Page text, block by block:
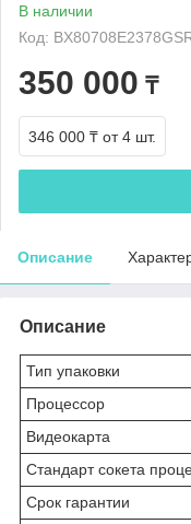
В наличии
Код:
350 000 ₸
346 000 ₸ от 4 шт.
Описание
Описание
Тип упаковки
Процессор
Видеокарта
Стандарт сокета
Срок гарантии